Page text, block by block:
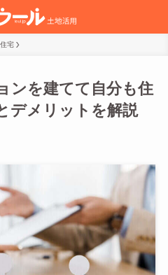
宅
ンを建てて自分も住
デメリットを解説